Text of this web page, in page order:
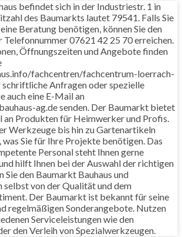
befindet sich in der Industriestr. 1 in
des Baumarkts lautet 79541. Falls Sie
Beratung benötigen, können Sie den
07621 42 25 70 erreichen.
Öffnungszeiten und Angebote finden
fachcentren/fachcentrum-loerrach-
Anfragen oder spezielle
auch eine E-Mail an
ag.de senden. Der Baumarkt bietet
an Produkten für Heimwerker und Profis.
Werkzeuge bis hin zu Gartenartikeln
was Sie für Ihre Projekte benötigen. Das
Personal steht Ihnen gerne
hilft Ihnen bei der Auswahl der richtigen
Sie den Baumarkt Bauhaus und
selbst von der Qualität und dem
Der Baumarkt ist bekannt für seine
regelmäßigen Sonderangebote. Nutzen
Serviceleistungen wie den
den Verleih von Spezialwerkzeugen.